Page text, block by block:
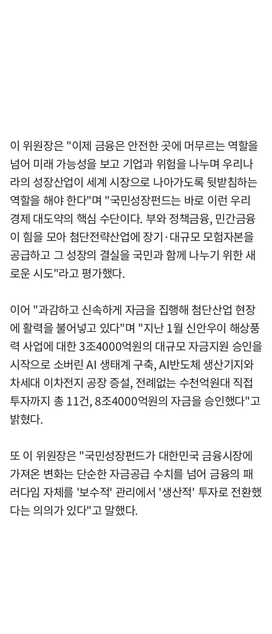
이 위원장은 "이제 금융은 안전한 곳에 머무르는 역할을
넘어 미래 가능성을 보고 기업과 위험을 나누며 우리나
라의 성장산업이 세계 시장으로 나아가도록 뒷받침하는
역할을 해야 한다"며 "국민성장펀드는 바로 이런 우리
경제 대도약의 핵심 수단이다. 부와 정책금융, 민간금융
이 힘을 모아 첨단전략산업에 장기·대규모 모험자본을
공급하고 그 성장의 결실을 국민과 함께 나누기 위한 새
로운 시도"라고 평가했다.
이어 "과감하고 신속하게 자금을 집행해 첨단산업 현장
에 활력을 불어넣고 있다"며 "지난 1월 신안우이 해상풍
력 사업에 대한 3조4000억원의 대규모 자금지원 승인을
시작으로 소버린 AI 생태계 구축, AI반도체 생산기지와
차세대 이차전지 공장 증설, 전례없는 수천억원대 직접
투자까지 총 11건, 8조4000억원의 자금을 승인했다"고
밝혔다.
또 이 위원장은 "국민성장펀드가 대한민국 금융시장에
가져온 변화는 단순한 자금공급 수치를 넘어 금융의 패
러다임 자체를 '보수적' 관리에서 '생산적' 투자로 전환했
다는 의의가 있다"고 말했다.